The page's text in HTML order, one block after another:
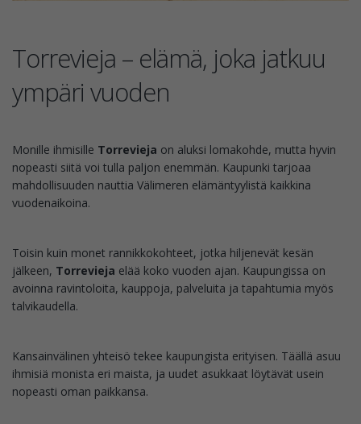
Torrevieja – elämä, joka jatkuu
ympäri vuoden
Monille ihmisille Torrevieja on aluksi lomakohde, mutta hyvin
nopeasti siitä voi tulla paljon enemmän. Kaupunki tarjoaa
mahdollisuuden nauttia Välimeren elämäntyylistä kaikkina
vuodenaikoina.
Toisin kuin monet rannikkokohteet, jotka hiljenevät kesän
jälkeen, Torrevieja elää koko vuoden ajan. Kaupungissa on
avoinna ravintoloita, kauppoja, palveluita ja tapahtumia myös
talvikaudella.
Kansainvälinen yhteisö tekee kaupungista erityisen. Täällä asuu
ihmisiä monista eri maista, ja uudet asukkaat löytävät usein
nopeasti oman paikkansa.